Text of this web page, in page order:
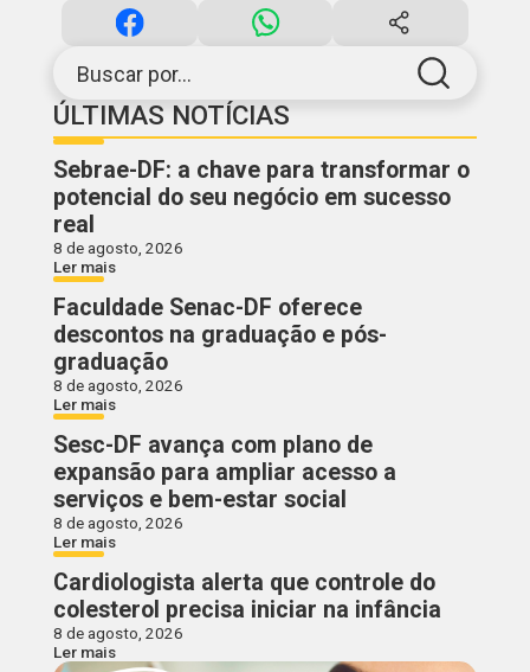
Buscar por...
ÚLTIMAS NOTÍCIAS
Sebrae-DF: a chave para transformar o
potencial do seu negócio em sucesso
real
8 de agosto, 2026
Ler mais
Faculdade Senac-DF oferece
descontos na graduação e pós-
graduação
8 de agosto, 2026
Ler mais
Sesc-DF avança com plano de
expansão para ampliar acesso a
serviços e bem-estar social
8 de agosto, 2026
Ler mais
Cardiologista alerta que controle do
colesterol precisa iniciar na infância
8 de agosto, 2026
Ler mais